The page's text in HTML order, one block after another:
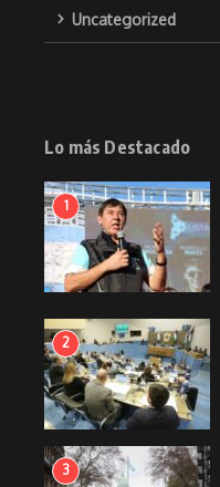
Uncategorized
Lo más Destacado
1
2
3